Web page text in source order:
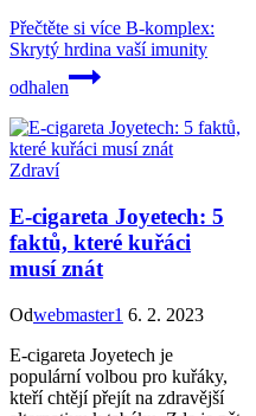
Přečtěte si více B-komplex:
Skrytý hrdina vaší imunity
odhalen
Zdraví
E-cigareta Joyetech: 5
faktů, které kuřáci
musí znát
Odwebmaster1 6. 2. 2023
E-cigareta Joyetech je
populární volbou pro kuřáky,
kteří chtějí přejít na zdravější